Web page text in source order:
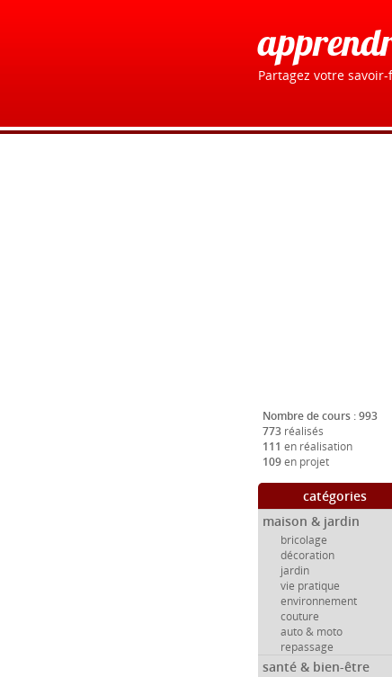
Partagez votre
Nombre de cours : 993
773 réalisés
111 en réalisation
109en projet
catégories
maison & jardin
bricolage
décoration
jardin
vie pratique
environnement
couture
auto & moto
repassage
santé & bien-être